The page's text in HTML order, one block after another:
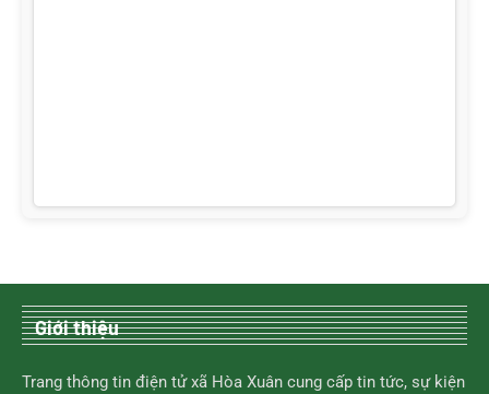
Giới thiệu
Trang thông tin điện tử xã Hòa Xuân cung cấp tin tức, sự kiện